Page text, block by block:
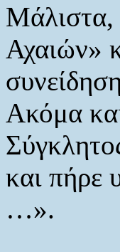
Μάλιστα,
Αχαιών»
Ακόμα
και πήρε
…».